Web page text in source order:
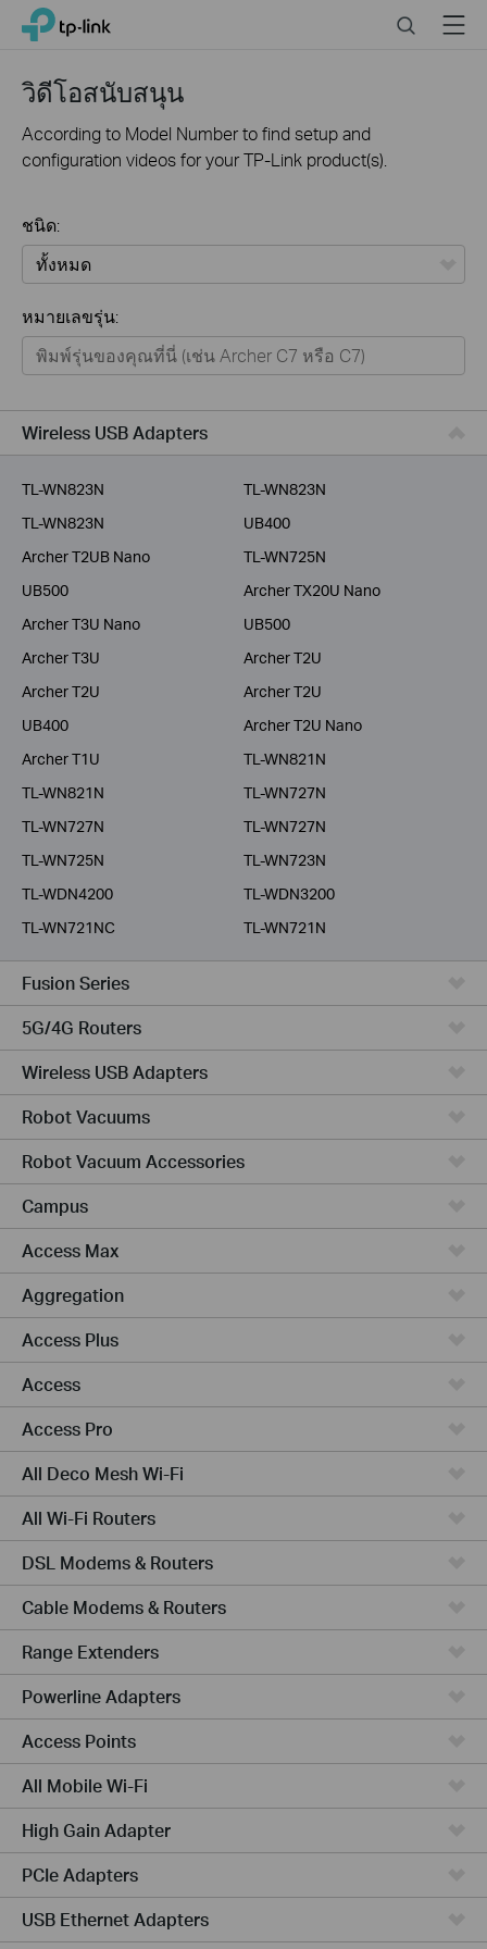
Click
the
navigation
TP-Link, Reliably Smart SearchMenu
วิดีโอสนับสนุน
According to Model Number to find setup and
configuration videos for your TP-Link product(s).
ชนิด:
Home
Smart Home
Business
Service Provider
หมายเลขรุ่น:
Wireless USB Adapters
TL-WN823N
TL-WN823N
TL-WN823N
UB400
Archer T2UB Nano
TL-WN725N
UB500
Archer TX20U Nano
Archer T3U Nano
UB500
Archer T3U
Archer T2U
Archer T2U
Archer T2U
UB400
Archer T2U Nano
Archer T1U
TL-WN821N
TL-WN821N
TL-WN727N
TL-WN727N
TL-WN727N
TL-WN725N
TL-WN723N
TL-WDN4200
TL-WDN3200
TL-WN721NC
TL-WN721N
Fusion Series
5G/4G Routers
Wireless USB Adapters
Robot Vacuums
Robot Vacuum Accessories
Campus
Access Max
Aggregation
Access Plus
Access
Access Pro
All Deco Mesh Wi-Fi
All Wi-Fi Routers
DSL Modems & Routers
Cable Modems & Routers
Range Extenders
Powerline Adapters
Access Points
All Mobile Wi-Fi
High Gain Adapter
PCIe Adapters
USB Ethernet Adapters